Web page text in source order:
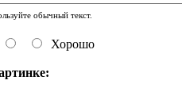
обычный текст.
Хорошо